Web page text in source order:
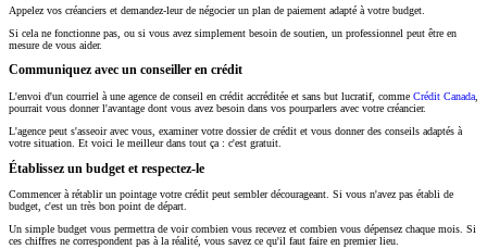
Appelez vos créanciers et demandez-leur de négocier un plan de paiement adapté à votre budget.
Si cela ne fonctionne pas, ou si vous avez simplement besoin de soutien, un professionnel peut être en
mesure de vous aider.
Communiquez avec un conseiller en crédit
L'envoi d'un courriel à une agence de conseil en crédit accréditée et sans but lucratif, comme Crédit Canada
pourrait vous donner l'avantage dont vous avez besoin dans vos pourparlers avec votre créancier.
L'agence peut s'asseoir avec vous, examiner votre dossier de crédit et vous donner des conseils adaptés à
votre situation. Et voici le meilleur dans tout ça : c'est gratuit.
Établissez un budget et respectez-le
Commencer à rétablir un pointage votre crédit peut sembler décourageant. Si vous n'avez pas établi de
budget, c'est un très bon point de départ.
Un simple budget vous permettra de voir combien vous recevez et combien vous dépensez chaque mois. Si
ces chiffres ne correspondent pas à la réalité, vous savez ce qu'il faut faire en premier lieu.